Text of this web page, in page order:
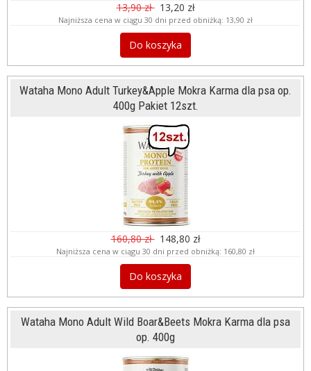
13,90 zł 13,20 zł
Najniższa cena w ciągu 30 dni przed obniżką: 13,90 zł
Do koszyka
Wataha Mono Adult Turkey&Apple Mokra Karma dla psa op.
400g Pakiet 12szt.
160,80 zł 148,80 zł
Najniższa cena w ciągu 30 dni przed obniżką: 160,80 zł
Do koszyka
Wataha Mono Adult Wild Boar&Beets Mokra Karma dla psa
op. 400g